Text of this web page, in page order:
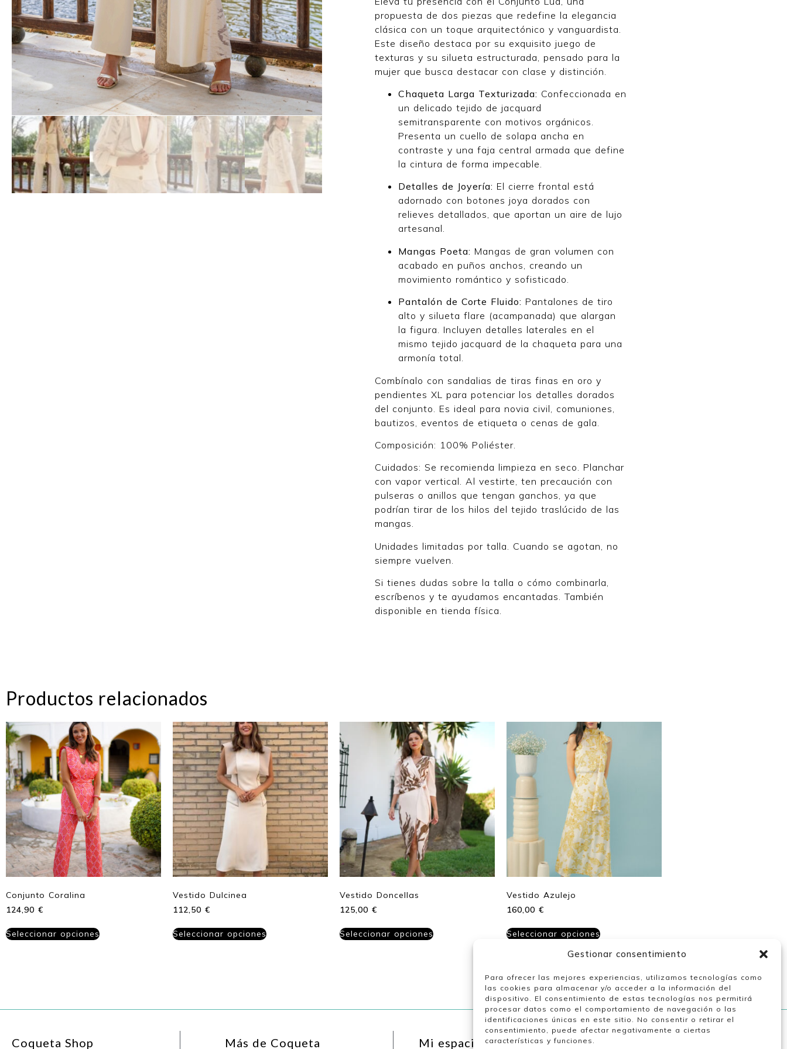
Gestionar consentimiento
Para ofrecer las mejores experiencias, utilizamos tecnologías como
las cookies para almacenar y/o acceder a la información del
dispositivo. El consentimiento de estas tecnologías nos permitirá
procesar datos como el comportamiento de navegación o las
identificaciones únicas en este sitio. No consentir o retirar el
consentimiento, puede afectar negativamente a ciertas
características y funciones.
propuesta de dos piezas que redefine la elegancia
clásica con un toque arquitectónico y vanguardista.
Este diseño destaca por su exquisito juego de
texturas y su silueta estructurada, pensado para la
mujer que busca destacar con clase y distinción.
Chaqueta Larga Texturizada: Confeccionada en
un delicado tejido de jacquard
semitransparente con motivos orgánicos.
Presenta un cuello de solapa ancha en
contraste y una faja central armada que define
la cintura de forma impecable.
Detalles de Joyería: El cierre frontal está
adornado con botones joya dorados con
relieves detallados, que aportan un aire de lujo
artesanal.
Mangas Poeta: Mangas de gran volumen con
acabado en puños anchos, creando un
movimiento romántico y sofisticado.
Pantalón de Corte Fluido: Pantalones de tiro
alto y silueta flare (acampanada) que alargan
la figura. Incluyen detalles laterales en el
mismo tejido jacquard de la chaqueta para una
armonía total.
Combínalo con sandalias de tiras finas en oro y
pendientes XL para potenciar los detalles dorados
del conjunto. Es ideal para novia civil, comuniones,
bautizos, eventos de etiqueta o cenas de gala.
Composición: 100% Poliéster.
Cuidados: Se recomienda limpieza en seco. Planchar
con vapor vertical. Al vestirte, ten precaución con
pulseras o anillos que tengan ganchos, ya que
podrían tirar de los hilos del tejido traslúcido de las
mangas.
Unidades limitadas por talla. Cuando se agotan, no
siempre vuelven.
Si tienes dudas sobre la talla o cómo combinarla,
escríbenos y te ayudamos encantadas. También
disponible en tienda física.
Productos relacionados
Conjunto Coralina
124,90 €
Seleccionar opciones
Vestido Dulcinea
112,50 €
Seleccionar opciones
Vestido Doncellas
125,00 €
Seleccionar opciones
Vestido Azulejo
160,00 €
Seleccionar opciones
Coqueta Shop Más de Coqueta Mi espacio